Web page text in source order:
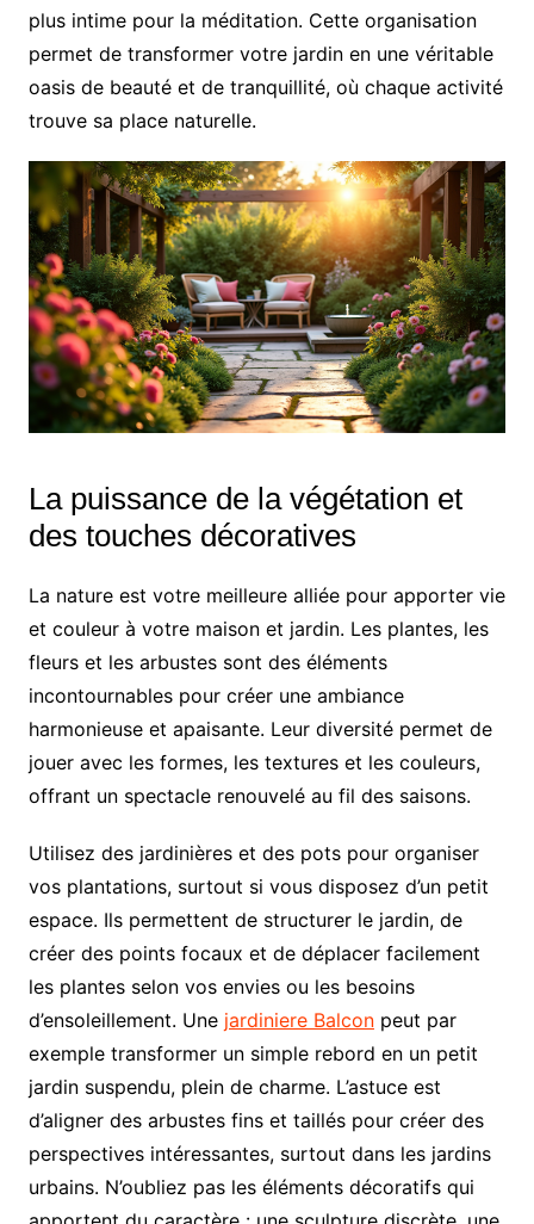
plus intime pour la méditation. Cette organisation
permet de transformer votre jardin en une véritable
oasis de beauté et de tranquillité, où chaque activité
trouve sa place naturelle.
La puissance de la végétation et
des touches décoratives
La nature est votre meilleure alliée pour apporter vie
et couleur à votre maison et jardin. Les plantes, les
fleurs et les arbustes sont des éléments
incontournables pour créer une ambiance
harmonieuse et apaisante. Leur diversité permet de
jouer avec les formes, les textures et les couleurs,
offrant un spectacle renouvelé au fil des saisons.
Utilisez des jardinières et des pots pour organiser
vos plantations, surtout si vous disposez d’un petit
espace. Ils permettent de structurer le jardin, de
créer des points focaux et de déplacer facilement
les plantes selon vos envies ou les besoins
d’ensoleillement. Une jardiniere Balconpeut par
exemple transformer un simple rebord en un petit
jardin suspendu, plein de charme. L’astuce est
d’aligner des arbustes fins et taillés pour créer des
perspectives intéressantes, surtout dans les jardins
urbains. N’oubliez pas les éléments décoratifs qui